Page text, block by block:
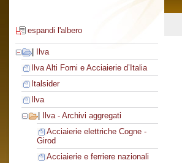
espandi l'albero
Ilva
Ilva Alti Forni e Acciaierie d’Italia
Italsider
Ilva
Ilva - Archivi aggregati
Acciaierie elettriche Cogne -
Girod
Acciaierie e ferriere nazionali